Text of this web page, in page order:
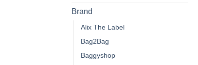
Brand
Alix The Label
Bag2Bag
Baggyshop